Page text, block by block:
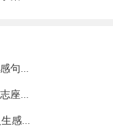
简单的文艺伤感句子65句
实用的人生励志座右铭49句
2025年有关人生感悟格言35条